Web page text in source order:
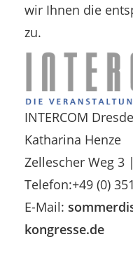
wir Ihnen die
zu.
INTERCOM
Katharina Henze
Zellescher Weg 3
Telefon:+49 (0)
E-Mail:
kongresse.de